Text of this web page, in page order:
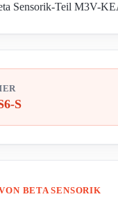
Sensorik-Teil M3V-
S
BETA SENSORIK